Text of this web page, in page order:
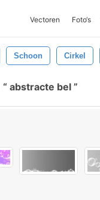
Vectoren Foto‘s
Schoon Cirkel
abstracte bel